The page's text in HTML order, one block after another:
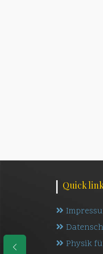
Quick
Physik